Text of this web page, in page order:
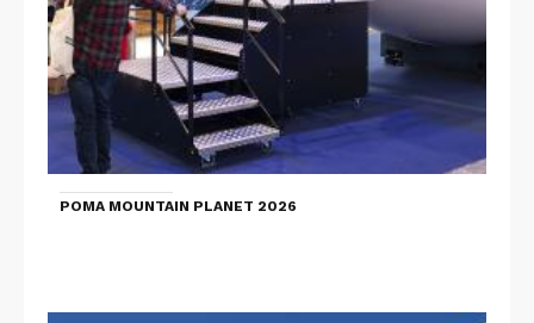
POMA MOUNTAIN PLANET 2026